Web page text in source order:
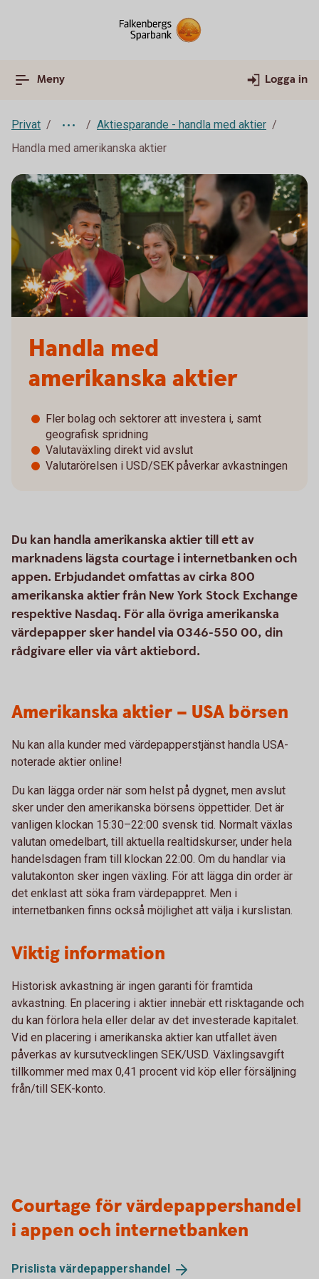
Meny Logga in
Privat
Aktiesparande - handla med aktier
Handla med amerikanska aktier
Handla med
amerikanska aktier
Fler bolag och sektorer att investera i, samt
geografisk spridning
Valutaväxling direkt vid avslut
Valutarörelsen i USD/SEK påverkar avkastningen
Du kan handla amerikanska aktier till ett av
marknadens lägsta courtage i internetbanken och
appen. Erbjudandet omfattas av cirka 800
amerikanska aktier från New York Stock Exchange
respektive Nasdaq. För alla övriga amerikanska
värdepapper sker handel via 0346-550 00, din
rådgivare eller via vårt aktiebord.
Amerikanska aktier – USA börsen
Nu kan alla kunder med värdepapperstjänst handla USA-
noterade aktier online!
Du kan lägga order när som helst på dygnet, men avslut
sker under den amerikanska börsens öppettider. Det är
vanligen klockan 15:30–22:00 svensk tid. Normalt växlas
valutan omedelbart, till aktuella realtidskurser, under hela
handelsdagen fram till klockan 22:00. Om du handlar via
valutakonton sker ingen växling. För att lägga din order är
det enklast att söka fram värdepappret. Men i
internetbanken finns också möjlighet att välja i kurslistan.
Viktig information
Historisk avkastning är ingen garanti för framtida
avkastning. En placering i aktier innebär ett risktagande och
du kan förlora hela eller delar av det investerade kapitalet.
Vid en placering i amerikanska aktier kan utfallet även
påverkas av kursutvecklingen SEK/USD. Växlingsavgift
tillkommer med max 0,41 procent vid köp eller försäljning
från/till SEK-konto.
Courtage för värdepappershandel
i appen och internetbanken
Prislista värdepappershandel